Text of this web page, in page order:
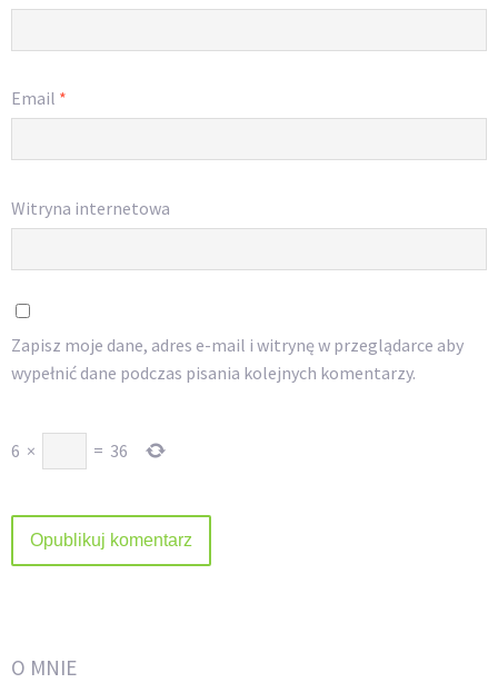
Email *
Witryna internetowa
Zapisz moje dane, adres e-mail i witrynę w przeglądarce aby
wypełnić dane podczas pisania kolejnych komentarzy.
6 × = 36
O MNIE